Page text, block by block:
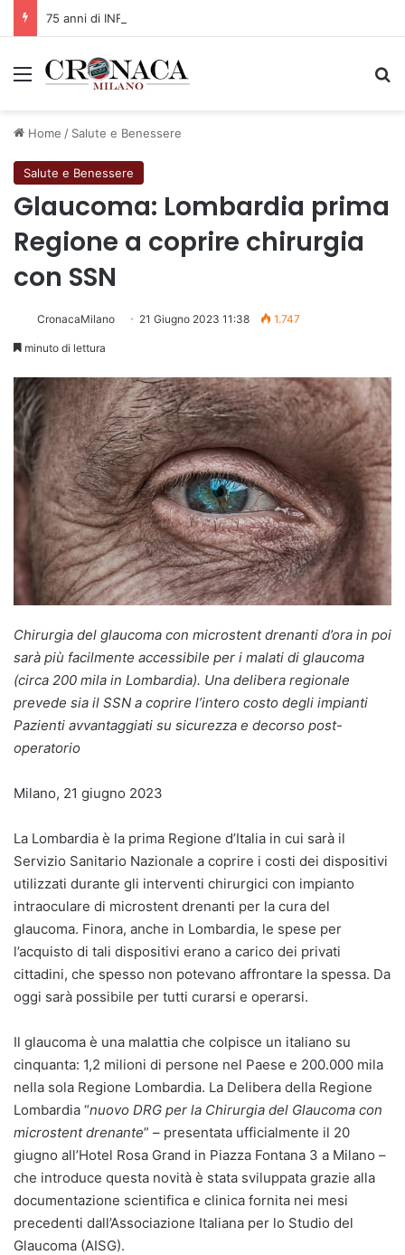
Menu
Home / Salute e Benessere
Salute e Benessere
Glaucoma: Lombardia prima
Regione a coprire chirurgia
con SSN
CronacaMilano 21 Giugno 2023 11:38 1.747
minuto di lettura
Chirurgia del glaucoma con microstent drenanti d’ora in poi
sarà più facilmente accessibile per i malati di glaucoma
(circa 200 mila in Lombardia). Una delibera regionale
prevede sia il SSN a coprire l’intero costo degli impianti
Pazienti avvantaggiati su sicurezza e decorso post-
operatorio
Milano, 21 giugno 2023
La Lombardia è la prima Regione d’Italia in cui sarà il
Servizio Sanitario Nazionale a coprire i costi dei dispositivi
utilizzati durante gli interventi chirurgici con impianto
intraoculare di microstent drenanti per la cura del
glaucoma. Finora, anche in Lombardia, le spese per
l’acquisto di tali dispositivi erano a carico dei privati
cittadini, che spesso non potevano affrontare la spessa. Da
oggi sarà possibile per tutti curarsi e operarsi.
Il glaucoma è una malattia che colpisce un italiano su
cinquanta: 1,2 milioni di persone nel Paese e 200.000 mila
nella sola Regione Lombardia. La Delibera della Regione
Lombardia “nuovo DRG per la Chirurgia del Glaucoma con
microstent drenante” – presentata ufficialmente il 20
giugno all’Hotel Rosa Grand in Piazza Fontana 3 a Milano –
che introduce questa novità è stata sviluppata grazie alla
documentazione scientifica e clinica fornita nei mesi
precedenti dall’Associazione Italiana per lo Studio del
Glaucoma (AISG).